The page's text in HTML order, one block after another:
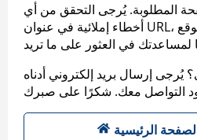
المطلوبة. يُرجى التحقق من أي
أخطاء إملائية في عنوان URL، أو عرض خريطة الموقع
إرسال بريد إلكتروني أدناه
الرئيسية